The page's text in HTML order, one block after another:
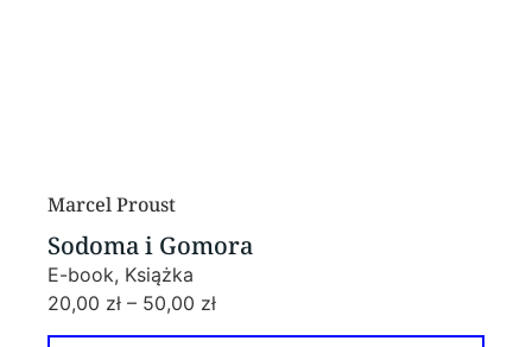
Marcel Proust
Sodoma i Gomora
E-book, Książka
20,00 zł – 50,00 zł